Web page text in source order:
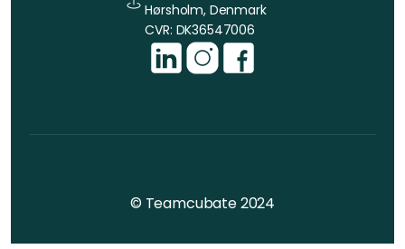
Hørsholm, Denmark
CVR: DK36547006
© Teamcubate 2024